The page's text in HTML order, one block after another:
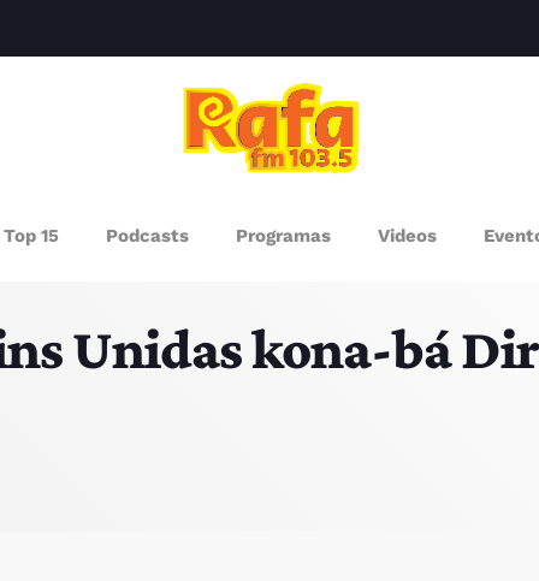
Top 15 Podcasts Programas Videos
SOMOSUnidas kona-bá